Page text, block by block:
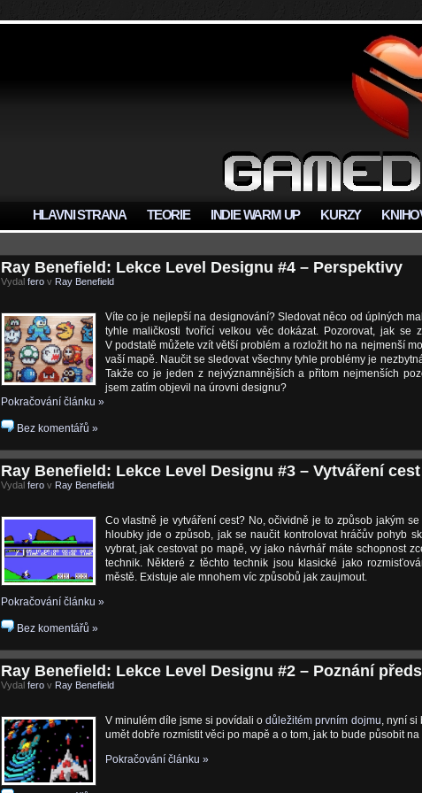
HLAVNI STRANA TEORIE INDIE WARM UP KURZY
Ray Benefield: Lekce Level Designu #4 – Perspektivy
Vydal ferov Ray Benefield
Víte co je nejlepší na designování? Sledovat něco od úplných
tyhle maličkosti tvořící velkou věc dokázat. Pozorovat, jak se
V podstatě můžete vzít větší problém a rozložit ho na nejmenší
vaší mapě. Naučit se sledovat všechny tyhle problémy je
Takže co je jeden z nejvýznamnějších a přitom nejmenších
jsem zatím objevil na úrovni designu?
Pokračování článku »
Bez komentářů »
Ray Benefield: Lekce Level Designu #3 – Vytváření cest
Vydal ferov Ray Benefield
Co vlastně je vytváření cest? No, očividně je to způsob jakým
hloubky jde o způsob, jak se naučit kontrolovat hráčův pohyb
vybrat, jak cestovat po mapě, vy jako návrhář máte schopnost
technik. Některé z těchto technik jsou klasické jako
městě. Existuje ale mnohem víc způsobů jak zaujmout.
Pokračování článku »
Bez komentářů »
Ray Benefield: Lekce Level Designu #2 – Poznání
Vydal ferov Ray Benefield
V minulém díle jsme si povídali odůležitém prvním dojmu, nyní si
umět dobře rozmístit věci po mapě a o tom, jak to bude působit
Pokračování článku »